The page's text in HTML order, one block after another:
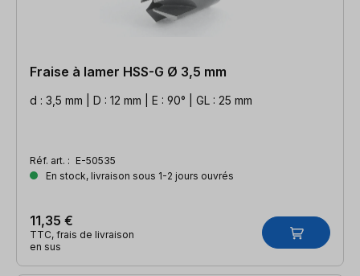
Fraise à lamer HSS-G Ø 3,5 mm
d : 3,5 mm | D : 12 mm | E : 90° | GL : 25 mm
Réf. art. : E-50535
En stock, livraison sous 1-2 jours ouvrés
11,35 €
TTC, frais de livraison
en sus